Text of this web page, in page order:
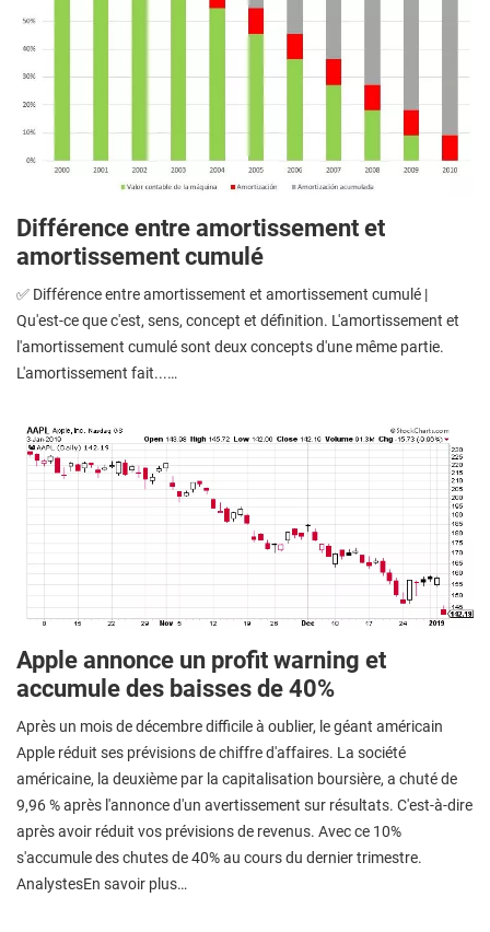
Différence entre amortissement et
amortissement cumulé
✅ Différence entre amortissement et amortissement cumulé |
Qu'est-ce que c'est, sens, concept et définition. L'amortissement et
l'amortissement cumulé sont deux concepts d'une même partie.
L'amortissement fait...…
Apple annonce un profit warning et
accumule des baisses de 40%
Après un mois de décembre difficile à oublier, le géant américain
Apple réduit ses prévisions de chiffre d'affaires. La société
américaine, la deuxième par la capitalisation boursière, a chuté de
9,96 % après l'annonce d'un avertissement sur résultats. C'est-à-dire
après avoir réduit vos prévisions de revenus. Avec ce 10%
s'accumule des chutes de 40% au cours du dernier trimestre.
AnalystesEn savoir plus…